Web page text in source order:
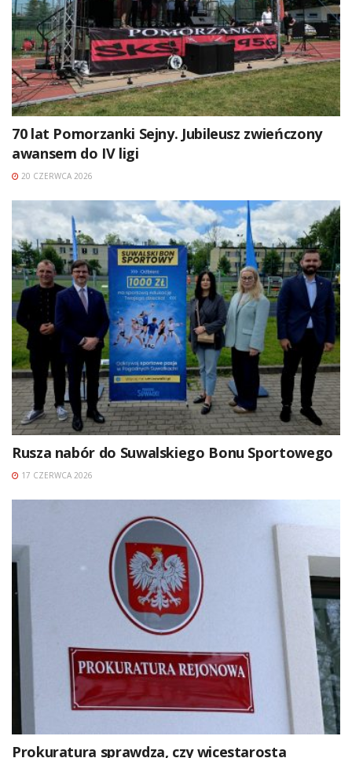
70 lat Pomorzanki Sejny. Jubileusz zwieńczony
awansem do IV ligi
20 CZERWCA 2026
Rusza nabór do Suwalskiego Bonu Sportowego
17 CZERWCA 2026
Prokuratura sprawdza, czy wicestarosta